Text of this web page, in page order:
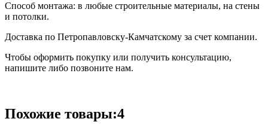
Способ монтажа: в любые строительные материалы, на стены
и потолки.
Доставка по Петропавловску-Камчатскому за счет компании.
Чтобы оформить покупку или получить консультацию,
напишите либо позвоните нам.
Похожие товары:4